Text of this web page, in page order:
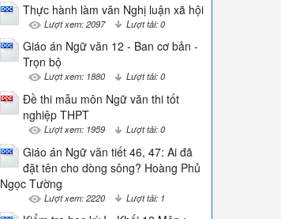
Thực hành làm văn Nghị luận xã hội
Lượt xem: 2097 Lượt tải: 0
Giáo án Ngữ văn 12 - Ban cơ bản -
Trọn bộ
Lượt xem: 1880 Lượt tải: 0
Đề thi mẫu môn Ngữ văn thi tốt
nghiệp THPT
Lượt xem: 1959 Lượt tải: 0
Giáo án Ngữ văn tiết 46, 47: Ai đã
đặt tên cho dòng sông? Hoàng Phủ
Ngọc Tường
Lượt xem: 2220 Lượt tải: 1